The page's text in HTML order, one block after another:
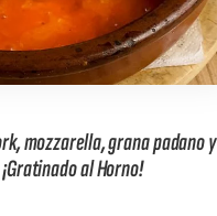
mozzarella, grana padano y
al Horno!